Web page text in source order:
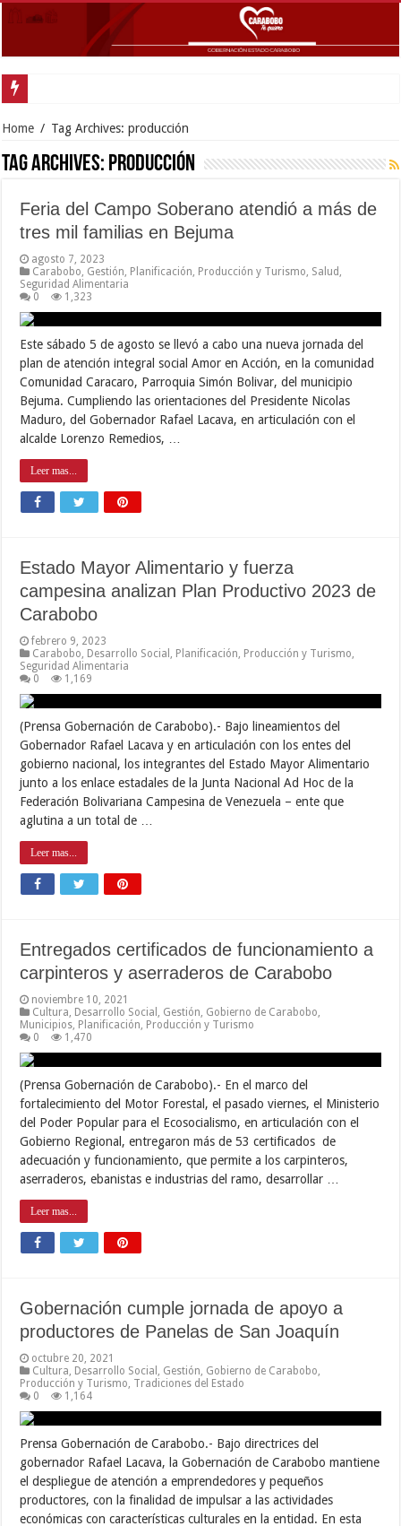
Home / Tag Archives: producción
Tag Archives: producción
Feria del Campo Soberano atendió a más de
tres mil familias en Bejuma
agosto 7, 2023
Carabobo Gestión Planificación Producción y Turismo Salud
Seguridad Alimentaria
0
1,323
Este sábado 5 de agosto se llevó a cabo una nueva jornada del
plan de atención integral social Amor en Acción, en la comunidad
Comunidad Caracaro, Parroquia Simón Bolivar, del municipio
Bejuma. Cumpliendo las orientaciones del Presidente Nicolas
Maduro, del Gobernador Rafael Lacava, en articulación con el
alcalde Lorenzo Remedios, …
Leer mas...
Estado Mayor Alimentario y fuerza
campesina analizan Plan Productivo 2023 de
Carabobo
febrero 9, 2023
Carabobo Desarrollo Social Planificación Producción y Turismo
Seguridad Alimentaria
0
1,169
(Prensa Gobernación de Carabobo).- Bajo lineamientos del
Gobernador Rafael Lacava y en articulación con los entes del
gobierno nacional, los integrantes del Estado Mayor Alimentario
junto a los enlace estadales de la Junta Nacional Ad Hoc de la
Federación Bolivariana Campesina de Venezuela – ente que
aglutina a un total de …
Leer mas...
Entregados certificados de funcionamiento a
carpinteros y aserraderos de Carabobo
noviembre 10, 2021
Cultura Desarrollo Social Gestión Gobierno de Carabobo
Municipios Planificación Producción y Turismo
0
1,470
(Prensa Gobernación de Carabobo).- En el marco del
fortalecimiento del Motor Forestal, el pasado viernes, el Ministerio
del Poder Popular para el Ecosocialismo, en articulación con el
Gobierno Regional, entregaron más de 53 certificados de
adecuación y funcionamiento, que permite a los carpinteros,
aserraderos, ebanistas e industrias del ramo, desarrollar …
Leer mas...
Gobernación cumple jornada de apoyo a
productores de Panelas de San Joaquín
octubre 20, 2021
Cultura Desarrollo Social Gestión Gobierno de Carabobo
Producción y Turismo Tradiciones del Estado
0
1,164
Prensa Gobernación de Carabobo.- Bajo directrices del
gobernador Rafael Lacava, la Gobernación de Carabobo mantiene
el despliegue de atención a emprendedores y pequeños
productores, con la finalidad de impulsar a las actividades
económicas con características culturales en la entidad. En esta